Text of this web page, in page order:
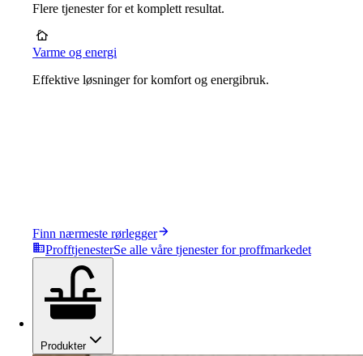
Flere tjenester for et komplett resultat.
Varme og energi
Effektive løsninger for komfort og energibruk.
Finn nærmeste rørlegger
ProfftjenesterSe alle våre tjenester for proffmarkedet
Produkter